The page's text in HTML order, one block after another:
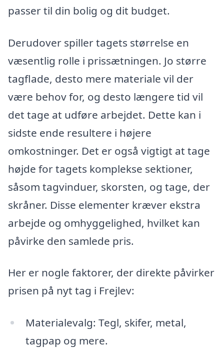
passer til din bolig og dit budget.
Derudover spiller tagets størrelse en
væsentlig rolle i prissætningen. Jo større
tagflade, desto mere materiale vil der
være behov for, og desto længere tid vil
det tage at udføre arbejdet. Dette kan i
sidste ende resultere i højere
omkostninger. Det er også vigtigt at tage
højde for tagets komplekse sektioner,
såsom tagvinduer, skorsten, og tage, der
skråner. Disse elementer kræver ekstra
arbejde og omhyggelighed, hvilket kan
påvirke den samlede pris.
Her er nogle faktorer, der direkte påvirker
prisen på nyt tag i Frejlev:
Materialevalg: Tegl, skifer, metal,
tagpap og mere.